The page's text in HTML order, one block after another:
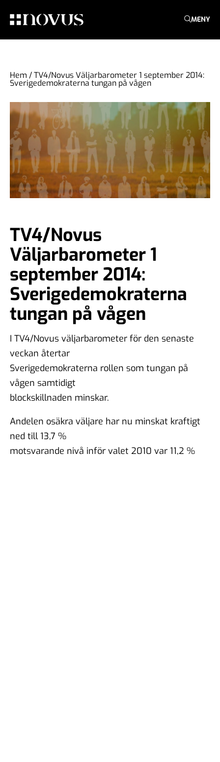
MENY
Hem /TV4/Novus Väljarbarometer 1 september 2014:
Sverigedemokraterna tungan på vågen
TV4/Novus
Väljarbarometer 1
september 2014:
Sverigedemokraterna
tungan på vågen
I TV4/Novus väljarbarometer för den senaste
veckan återtar
Sverigedemokraterna rollen som tungan på
vågen samtidigt
blockskillnaden minskar.
Andelen osäkra väljare har nu minskat kraftigt
ned till 13,7 %
motsvarande nivå inför valet 2010 var 11,2 %